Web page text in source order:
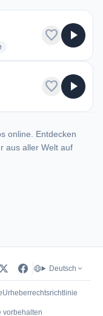
genres for Radio 57Live
favorite play_arrow
favorite play_arrow
online. Entdecken
aus aller Welt auf
Deutsch
Urheberrechtsrichtlinie
in neuem Tab)
vorbehalten